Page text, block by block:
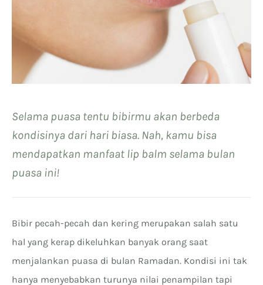
Selama puasa tentu bibirmu akan berbeda
kondisinya dari hari biasa. Nah, kamu bisa
mendapatkan manfaat lip balm selama bulan
puasa ini!
Bibir pecah-pecah dan kering merupakan salah satu
hal yang kerap dikeluhkan banyak orang saat
menjalankan puasa di bulan Ramadan. Kondisi ini tak
hanya menyebabkan turunya nilai penampilan tapi